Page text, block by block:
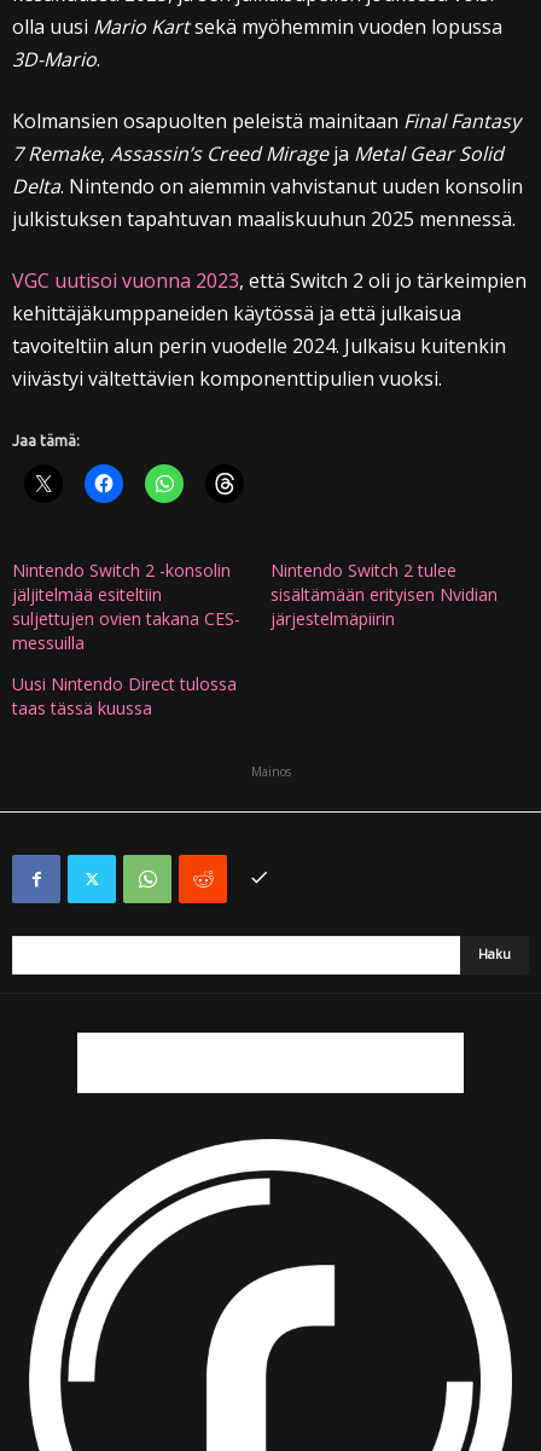
olla uusi Mario Kartsekä myöhemmin vuoden lopussa
3D-Mario.
Kolmansien osapuolten peleistä mainitaan Final Fantasy
7 Remake, Assassin’s Creed Mirageja Metal Gear Solid
Delta. Nintendo on aiemmin vahvistanut uuden konsolin
julkistuksen tapahtuvan maaliskuuhun 2025 mennessä.
VGC uutisoi vuonna 2023, että Switch 2 oli jo tärkeimpien
kehittäjäkumppaneiden käytössä ja että julkaisua
tavoiteltiin alun perin vuodelle 2024. Julkaisu kuitenkin
viivästyi vältettävien komponenttipulien vuoksi.
Jaa tämä:
Nintendo Switch 2 -konsolin
jäljitelmää esiteltiin
suljettujen ovien takana CES-
messuilla
Nintendo Switch 2 tulee
sisältämään erityisen Nvidian
järjestelmäpiirin
Uusi Nintendo Direct tulossa
taas tässä kuussa
Mainos